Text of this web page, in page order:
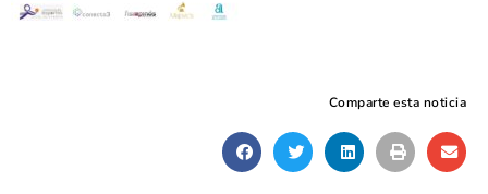
Comparte esta noticia